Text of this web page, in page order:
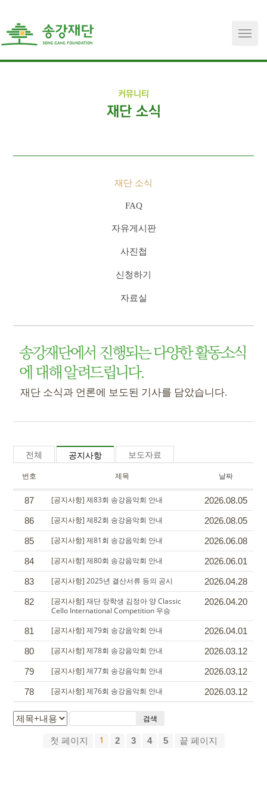
커뮤니티
재단 소식
재단 소식
FAQ
자유게시판
사진첩
신청하기
자료실
송강재단에서 진행되는 다양한 활동소식
에 대해 알려드립니다.
재단 소식과 언론에 보도된 기사를 담았습니다.
전체 공지사항 보도자료
번호 제목 날짜
87 [공지사항]제83회 송강음악회 안내
2026.08.05
86
[공지사항]제82회 송강음악회 안내
2026.08.05
85
[공지사항]제81회 송강음악회 안내
2026.06.08
84
[공지사항]제80회 송강음악회 안내
2026.06.01
83
[공지사항]2025년 결산서류 등의 공시
2026.04.28
82
[공지사항]재단 장학생 김정아 양 Classic
Cello International Competition 우승
2026.04.20
81 [공지사항]제79회 송강음악회 안내
2026.04.01
80
[공지사항]제78회 송강음악회 안내
2026.03.12
79
[공지사항]제77회 송강음악회 안내
2026.03.12
78
[공지사항]제76회 송강음악회 안내 2026.03.12
검색
첫 페이지 1 2 3 4 5 끝 페이지